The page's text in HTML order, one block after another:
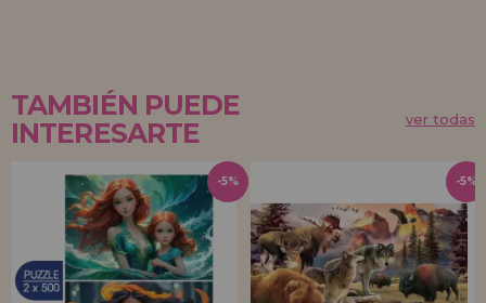
TAMBIÉN PUEDE
INTERESARTE
ver todas
-5% -5%